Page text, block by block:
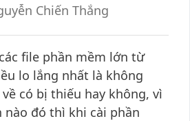
Chiến Thắng
file phần mềm lớn từ
lo lắng nhất là không
có bị thiếu hay không, vì
nào đó thì khi cài phần